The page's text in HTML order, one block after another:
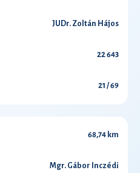
JUDr. Zoltán Hájos
22 643
21 / 69
68,74 km
Mgr. Gábor Inczédi